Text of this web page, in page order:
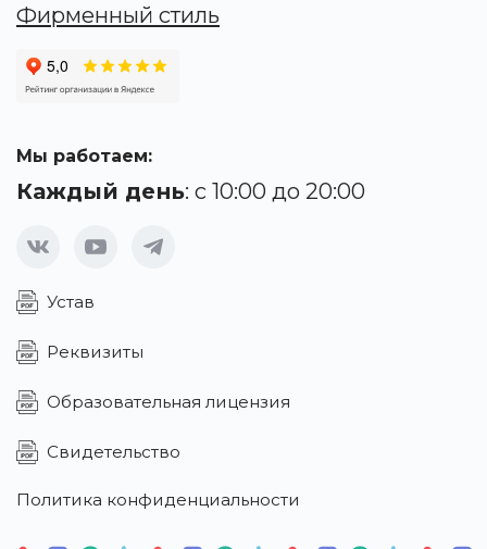
Фирменный стиль
Мы работаем:
Каждый день: с 10:00 до 20:00
Устав
Реквизиты
Образовательная лицензия
Свидетельство
Политика конфиденциальности